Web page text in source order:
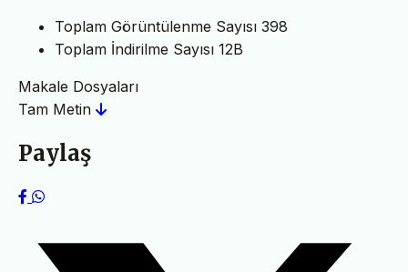
Toplam Görüntülenme Sayısı 398
Toplam İndirilme Sayısı 12B
Makale Dosyaları
Tam Metin
Paylaş